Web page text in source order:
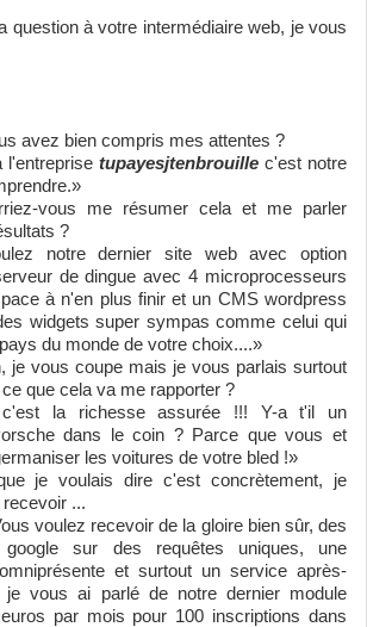
avez bien compris mes attentes ?
l'entreprise tupayesjtenbrouillec'est notre
vous me résumer cela et me parler
?
notre dernier site web avec option
de dingue avec 4 microprocesseurs
à n'en plus finir et un CMS wordpress
widgets super sympas comme celui qui
du monde de votre choix....»
je vous coupe mais je vous parlais surtout
que cela va me rapporter ?
la richesse assurée !!! Y-a t'il un
dans le coin ? Parce que vous et
les voitures de votre bled !»
je voulais dire c'est concrètement, je
...
voulez recevoir de la gloire bien sûr, des
google sur des requêtes uniques, une
et surtout un service après-
je vous ai parlé de notre dernier module
par mois pour 100 inscriptions dans